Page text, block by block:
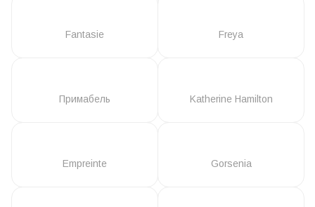
Fantasie Freya
Примабель Katherine Hamilton
Empreinte Gorsenia